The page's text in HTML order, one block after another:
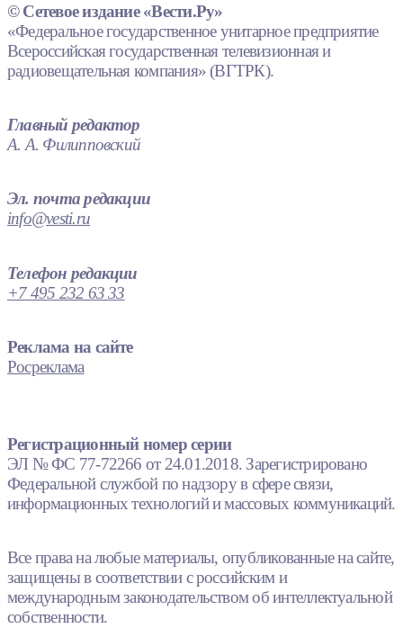
© Сетевое издание «Вести.Ру»
«Федеральное государственное унитарное предприятие
Всероссийская государственная телевизионная и
радиовещательная компания» (ВГТРК).
Главный редактор
А. А. Филипповский
Эл. почта редакции
info@vesti.ru
Телефон редакции
+7 495 232 63 33
Реклама на сайте
Росреклама
Регистрационный номер серии
ЭЛ № ФС 77-72266 от 24.01.2018. Зарегистрировано
Федеральной службой по надзору в сфере связи,
информационных технологий и массовых коммуникаций.
Все права на любые материалы, опубликованные на сайте,
защищены в соответствии с российским и
международным законодательством об интеллектуальной
собственности.